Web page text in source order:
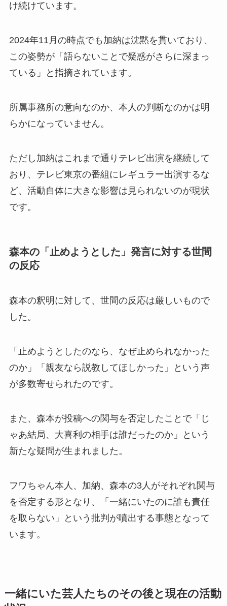
け続けています。
2024年11月の時点でも加納は沈黙を貫いており、
この姿勢が「語らないことで疑惑がさらに深まっ
ている」と指摘されています。
所属事務所の意向なのか、本人の判断なのかは明
らかになっていません。
ただし加納はこれまで通りテレビ出演を継続して
おり、テレビ東京の番組にレギュラー出演するな
ど、活動自体に大きな影響は見られないのが現状
です。
森本の「止めようとした」発言に対する世間
の反応
森本の釈明に対して、世間の反応は厳しいもので
した。
「止めようとしたのなら、なぜ止められなかった
のか」「親友なら説教してほしかった」という声
が多数寄せられたのです。
また、森本が投稿への関与を否定したことで「じ
ゃあ結局、大喜利の相手は誰だったのか」という
新たな疑問が生まれました。
フワちゃん本人、加納、森本の3人がそれぞれ関与
を否定する形となり、「一緒にいたのに誰も責任
を取らない」という批判が噴出する事態となって
います。
一緒にいた芸人たちのその後と現在の活動